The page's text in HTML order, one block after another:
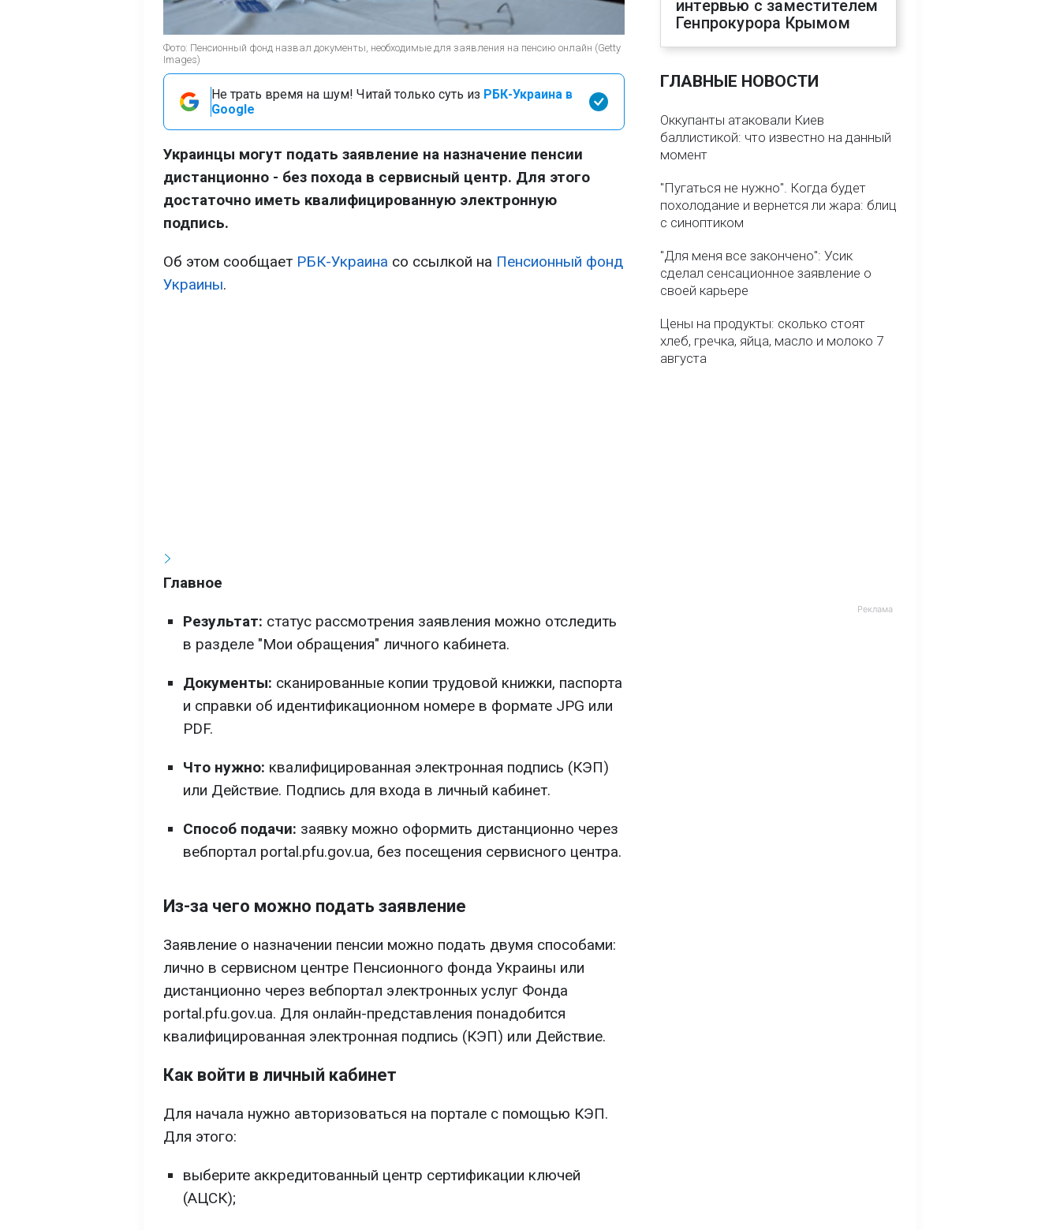
Фото: Пенсионный фонд назвал документы, необходимые для заявления на пенсию онлайн (Getty
Images)
Не трать время на шум! Читай только суть из РБК-Украина в
Google
Украинцы могут подать заявление на назначение пенсии
дистанционно - без похода в сервисный центр. Для этого
достаточно иметь квалифицированную электронную
подпись.
Об этом сообщает РБК-Украина со ссылкой на Пенсионный фонд
Украины.
Главное
Результат: статус рассмотрения заявления можно отследить
в разделе "Мои обращения" личного кабинета.
Документы: сканированные копии трудовой книжки, паспорта
и справки об идентификационном номере в формате JPG или
PDF.
Что нужно: квалифицированная электронная подпись (КЭП)
или Действие. Подпись для входа в личный кабинет.
Способ подачи: заявку можно оформить дистанционно через
вебпортал portal.pfu.gov.ua, без посещения сервисного центра.
Из-за чего можно подать заявление
Заявление о назначении пенсии можно подать двумя способами:
лично в сервисном центре Пенсионного фонда Украины или
дистанционно через вебпортал электронных услуг Фонда
portal.pfu.gov.ua. Для онлайн-представления понадобится
квалифицированная электронная подпись (КЭП) или Действие.
Как войти в личный кабинет
Для начала нужно авторизоваться на портале с помощью КЭП.
Для этого:
выберите аккредитованный центр сертификации ключей
(АЦСК);
интервью с заместителем
Генпрокурора Крымом
ГЛАВНЫЕ НОВОСТИ
Оккупанты атаковали Киев
баллистикой: что известно на данный
момент
"Пугаться не нужно". Когда будет
похолодание и вернется ли жара: блиц
с синоптиком
"Для меня все закончено": Усик
сделал сенсационное заявление о
своей карьере
Цены на продукты: сколько стоят
хлеб, гречка, яйца, масло и молоко 7
августа